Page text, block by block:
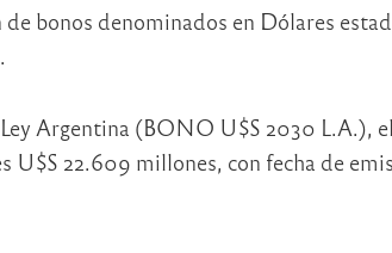
bonos denominados en Dólares
Argentina (BONO U$S 2030 L.A.),
U$S 22.609 millones, con fecha de